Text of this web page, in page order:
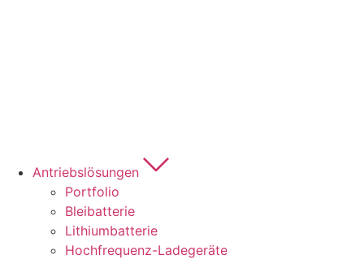
Antriebslösungen
Portfolio
Bleibatterie
Lithiumbatterie
Hochfrequenz-Ladegeräte